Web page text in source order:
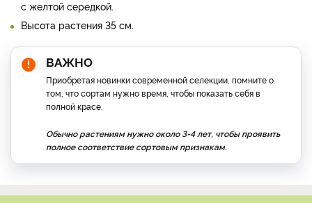
с желтой середкой.
Высота растения 35 см.
ВАЖНО
Приобретая новинки современной селекции, помните о
том, что сортам нужно время, чтобы показать себя в
полной красе.
Обычно растениям нужно около 3-4 лет, чтобы проявить
полное соответствие сортовым признакам.